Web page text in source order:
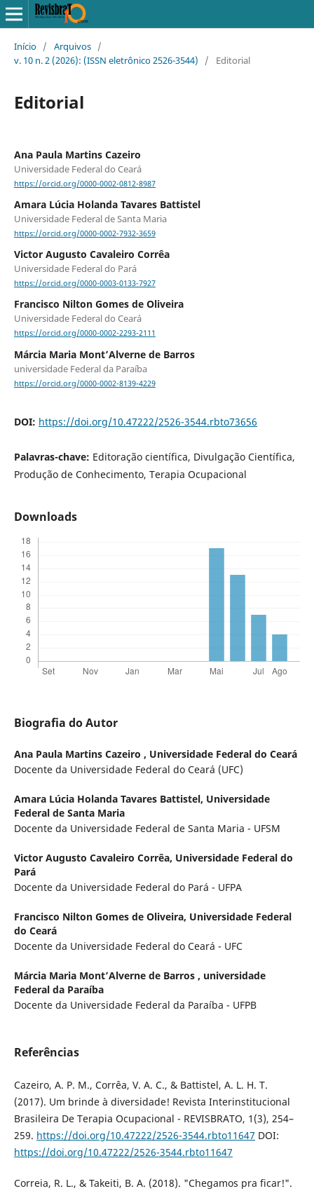
Início / Arquivos /
v. 10 n. 2 (2026): (ISSN eletrônico 2526-3544)
/ Editorial
Editorial
Ana Paula Martins Cazeiro
Universidade Federal do Ceará
https://orcid.org/0000-0002-0812-8987
Amara Lúcia Holanda Tavares Battistel
Universidade Federal de Santa Maria
https://orcid.org/0000-0002-7932-3659
Victor Augusto Cavaleiro Corrêa
Universidade Federal do Pará
https://orcid.org/0000-0003-0133-7927
Francisco Nilton Gomes de Oliveira
Universidade Federal do Ceará
https://orcid.org/0000-0002-2293-2111
Márcia Maria Mont’Alverne de Barros
universidade Federal da Paraíba
https://orcid.org/0000-0002-8139-4229
DOI: https://doi.org/10.47222/2526-3544.rbto73656
Palavras-chave: Editoração científica, Divulgação Científica,
Produção de Conhecimento, Terapia Ocupacional
Downloads
Biografia do Autor
Ana Paula Martins Cazeiro , Universidade Federal do Ceará
Docente da Universidade Federal do Ceará (UFC)
Amara Lúcia Holanda Tavares Battistel, Universidade
Federal de Santa Maria
Docente da Universidade Federal de Santa Maria - UFSM
Victor Augusto Cavaleiro Corrêa, Universidade Federal do
Pará
Docente da Universidade Federal do Pará - UFPA
Francisco Nilton Gomes de Oliveira, Universidade Federal
do Ceará
Docente da Universidade Federal do Ceará - UFC
Márcia Maria Mont’Alverne de Barros , universidade
Federal da Paraíba
Docente da Universidade Federal da Paraíba - UFPB
Referências
Cazeiro, A. P. M., Corrêa, V. A. C., & Battistel, A. L. H. T.
(2017). Um brinde à diversidade! Revista Interinstitucional
Brasileira De Terapia Ocupacional - REVISBRATO, 1(3), 254–
259. https://doi.org/10.47222/2526-3544.rbto11647 DOI:
https://doi.org/10.47222/2526-3544.rbto11647
Correia, R. L., & Takeiti, B. A. (2018). "Chegamos pra ficar!".